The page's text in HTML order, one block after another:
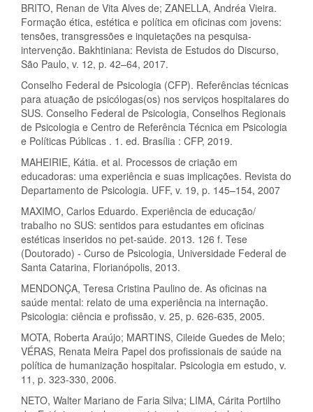
BRITO, Renan de Vita Alves de; ZANELLA, Andréa Vieira.
Formação ética, estética e política em oficinas com jovens:
tensões, transgressões e inquietações na pesquisa-
intervenção. Bakhtiniana: Revista de Estudos do Discurso,
São Paulo, v. 12, p. 42–64, 2017.
Conselho Federal de Psicologia (CFP). Referências técnicas
para atuação de psicólogas(os) nos serviços hospitalares do
SUS. Conselho Federal de Psicologia, Conselhos Regionais
de Psicologia e Centro de Referência Técnica em Psicologia
e Políticas Públicas . 1. ed. Brasília : CFP, 2019.
MAHEIRIE, Kátia. et al. Processos de criação em
educadoras: uma experiência e suas implicações. Revista do
Departamento de Psicologia. UFF, v. 19, p. 145–154, 2007
MAXIMO, Carlos Eduardo. Experiência de educação/
trabalho no SUS: sentidos para estudantes em oficinas
estéticas inseridos no pet-saúde. 2013. 126 f. Tese
(Doutorado) - Curso de Psicologia, Universidade Federal de
Santa Catarina, Florianópolis, 2013.
MENDONÇA, Teresa Cristina Paulino de. As oficinas na
saúde mental: relato de uma experiência na internação.
Psicologia: ciência e profissão, v. 25, p. 626-635, 2005.
MOTA, Roberta Araújo; MARTINS, Cileide Guedes de Melo;
VÉRAS, Renata Meira Papel dos profissionais de saúde na
política de humanização hospitalar. Psicologia em estudo, v.
11, p. 323-330, 2006.
NETO, Walter Mariano de Faria Silva; LIMA, Cárita Portilho